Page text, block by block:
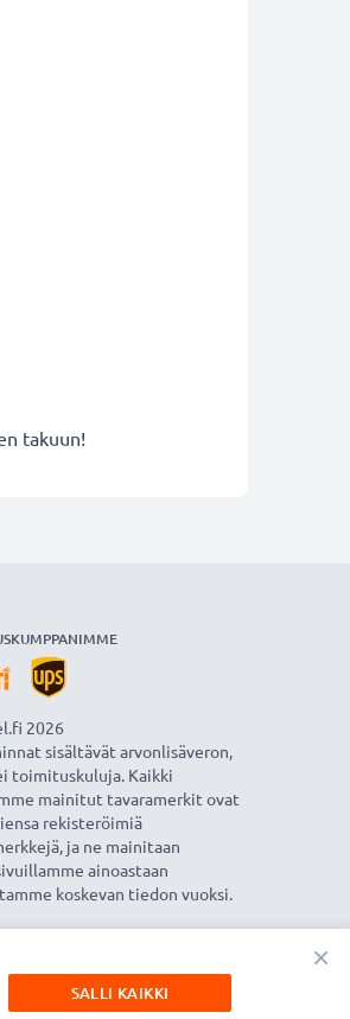
takuun!
2026
sisältävät arvonlisäveron,
toimituskuluja. Kaikki
mainitut tavaramerkit ovat
rekisteröimiä
ja ne mainitaan
ainoastaan
koskevan tiedon vuoksi.
×
SALLI KAIKKI